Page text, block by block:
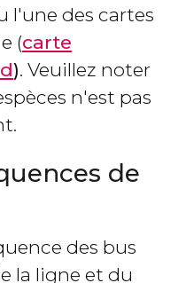
l'une des cartes
(carte
). Veuillez noter
n'est pas
de
des bus
la ligne et du